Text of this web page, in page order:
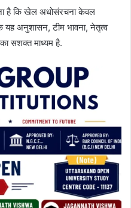
है कि खेल अधोसंरचना केवल
यह अनुशासन, टीम भावना, नेतृत्व
सशक्त माध्यम है.